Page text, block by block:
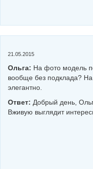
21.05.2015
Ольга: На фото модель
вообще без подклада?
элегантно.
Ответ: Добрый день,
Вживую выглядит